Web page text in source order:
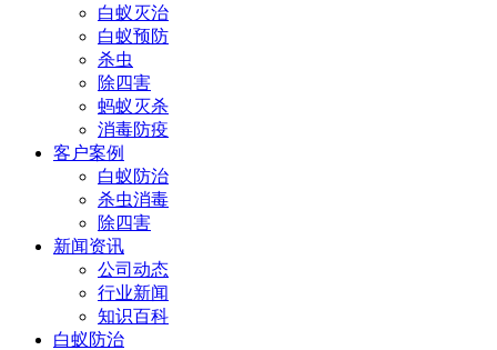
白蚁灭治
白蚁预防
杀虫
除四害
蚂蚁灭杀
消毒防疫
客户案例
白蚁防治
杀虫消毒
除四害
新闻资讯
公司动态
行业新闻
知识百科
白蚁防治